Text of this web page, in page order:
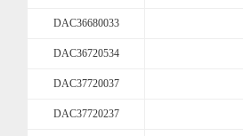
DAC36680033
DAC36720534
DAC37720037
DAC37720237